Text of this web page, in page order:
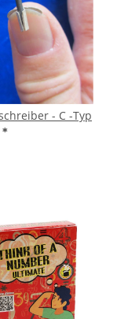
Daumenschreiber - C -Typ
*